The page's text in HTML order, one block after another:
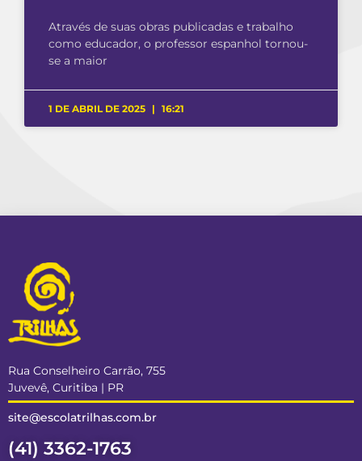
Através de suas obras publicadas e trabalho
como educador, o professor espanhol tornou-
se a maior
1 DE ABRIL DE 2025 16:21
Rua Conselheiro Carrão, 755
Juvevê, Curitiba | PR
site@escolatrilhas.com.br
(41) 3362-1763